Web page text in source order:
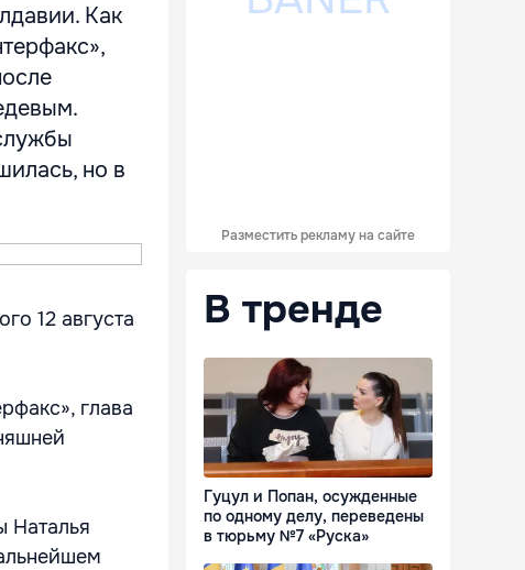
Как
но в
12 августа
глава
Наталья
Разместить рекламу на сайте
В тренде
Гуцул и Попан, осужденные
по одному делу, переведены
в тюрьму №7 «Руска»